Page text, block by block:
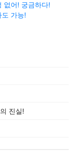
없어! 궁금하다!
가능!
진실!